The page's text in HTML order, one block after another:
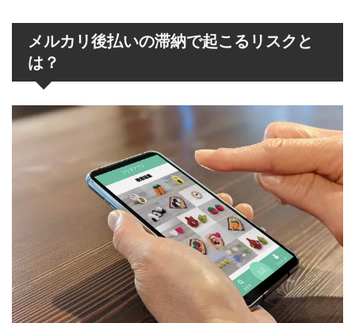
メルカリ後払いの滞納で起こるリスクと
は？